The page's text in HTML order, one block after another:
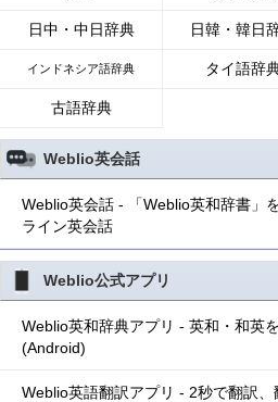
日中・中日辞典 日韓・韓日
インドネシア語辞典 タイ語辞
古語辞典
Weblio英会話
Weblio英会話 - 「Weblio英和辞書」
ライン英会話
Weblio公式アプリ
Weblio英和辞典アプリ - 英和・和英
(Android)
Weblio英語翻訳アプリ - 2秒で翻訳